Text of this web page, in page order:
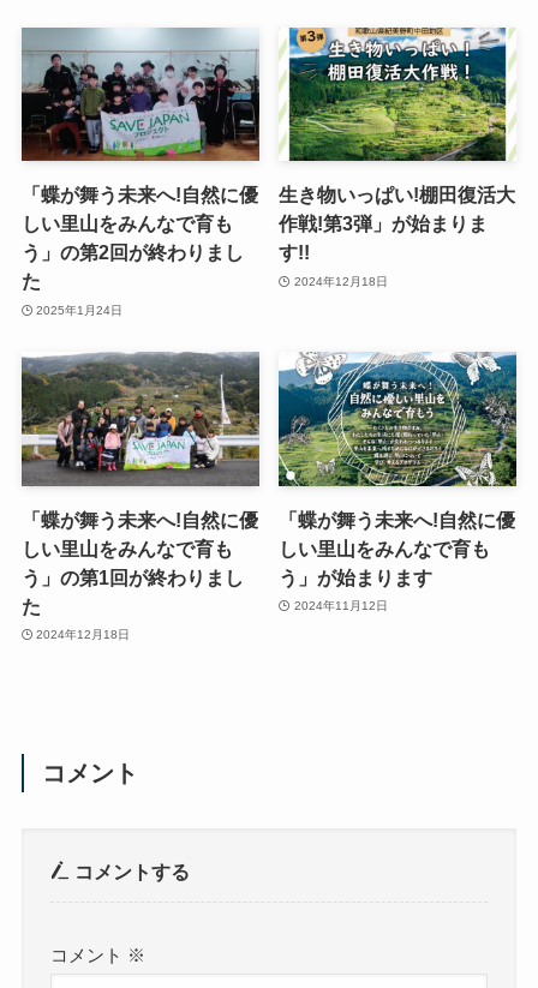
「蝶が舞う未来へ!自然に優
しい里山をみんなで育も
う」の第2回が終わりまし
た
2025年1月24日
生き物いっぱい!棚田復活大
作戦!第3弾」が始まりま
す!!
2024年12月18日
「蝶が舞う未来へ!自然に優
しい里山をみんなで育も
う」の第1回が終わりまし
た
2024年12月18日
「蝶が舞う未来へ!自然に優
しい里山をみんなで育も
う」が始まります
2024年11月12日
コメント
コメントする
コメント ※